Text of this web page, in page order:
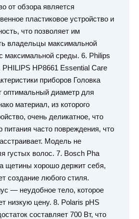
от обзора является
пластиковое устройство и
что позволяет им
владельцы максимальной
максимальной среды. 6. Philips
PHILIPS HP8661 Essential Care
приборов Головка
оптимальный диаметр для
материал, из которого
очень деликатное, что
питания часто повреждения, что
Модель не
густых волос. 7. Bosch Pha
щетины хорошо держит себя,
создание любого стиля.
— неудобное тело, которое
низкую цену. 8. Polaris pHS
составляет 700 Вт, что